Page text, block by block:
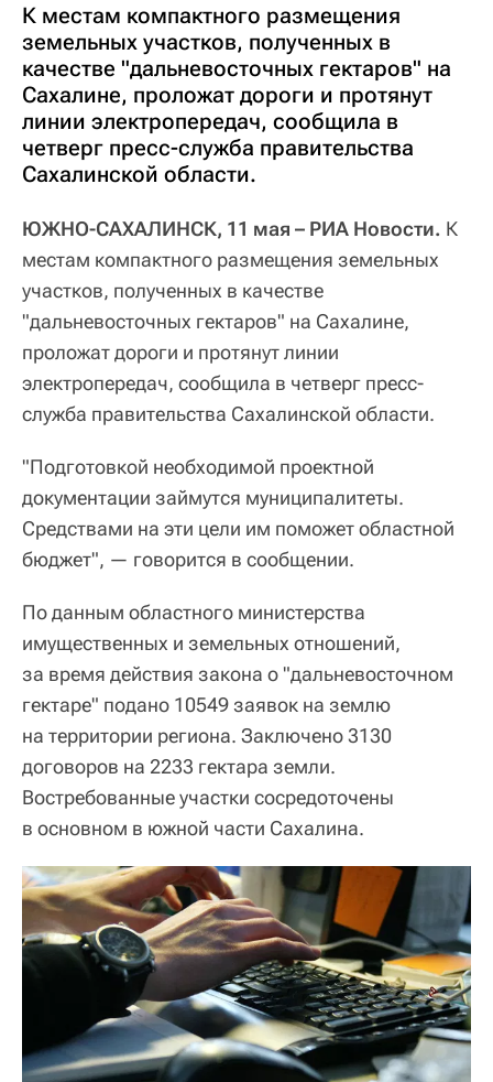
К местам компактного размещения
земельных участков, полученных в
качестве "дальневосточных гектаров" на
Сахалине, проложат дороги и протянут
линии электропередач, сообщила в
четверг пресс-служба правительства
Сахалинской области.
ЮЖНО-САХАЛИНСК, 11 мая – РИА Новости. К
местам компактного размещения земельных
участков, полученных в качестве
"дальневосточных гектаров" на Сахалине,
проложат дороги и протянут линии
электропередач, сообщила в четверг пресс-
служба правительства Сахалинской области.
"Подготовкой необходимой проектной
документации займутся муниципалитеты.
Средствами на эти цели им поможет областной
бюджет", — говорится в сообщении.
По данным областного министерства
имущественных и земельных отношений,
за время действия закона о "дальневосточном
гектаре" подано 10549 заявок на землю
на территории региона. Заключено 3130
договоров на 2233 гектара земли.
Востребованные участки сосредоточены
в основном в южной части Сахалина.